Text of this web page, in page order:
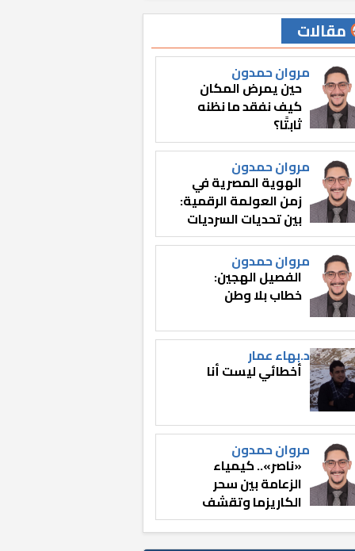
مقالات
مروان حمدون
حين يمرض المكان
كيف نفقد ما نظنه
ثابتًا؟
مروان حمدون
الهوية المصرية في
زمن العولمة الرقمية:
بين تحديات السرديات
وصناعة الوعي
مروان حمدون
الفصيل الهجين:
خطاب بلا وطن
د.بهاء عمار
أخطائي ليست أنا
مروان حمدون
«ناصر».. كيمياء
الزعامة بين سحر
الكاريزما وتقشف
الثائر